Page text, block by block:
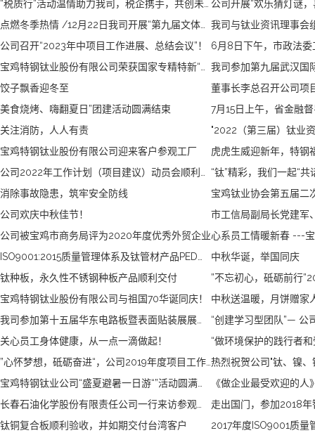
公司召开“2023年中项目工作进展、总结会议”！
饺子飘香迎冬至
董事长李总召开公司项
美食烧烤、嗨翻夏日”团建活动圆满结束
关注消防，人人有责
宝鸡特钢钛业股份有限公司迎来客户参观工厂
虎虎生威迎新年，特钢
“钛”精彩，我们一起“共
消除事故隐患，筑牢安全防线
宝鸡钛业协会第五届二
公司欢庆中秋佳节！
公司被宝鸡市商务局评为2020年度优秀外贸企业
中秋华诞，举国同庆
钛种板，永久性不锈钢种板产品顺利交付
宝鸡特钢钛业股份有限公司与祖国70华诞同庆！
中秋送温暖，月饼赠家
关心员工身体健康，从一点一滴做起！
走出国门，参加2018
钛铜复合板顺利验收，并如期交付台湾客户